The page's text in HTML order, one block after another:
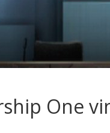
One